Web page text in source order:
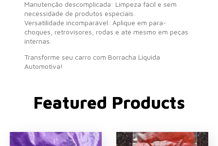
Manutenção descomplicada: Limpeza fácil e sem
necessidade de produtos especiais.
Versatilidade incomparável: Aplique em para-
choques, retrovisores, rodas e até mesmo em peças
internas.
Transforme seu carro com Borracha Líquida
Automotiva!
Featured Products